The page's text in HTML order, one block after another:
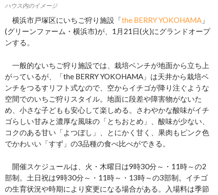
ハウス内のイメージ
横浜市戸塚区にいちご狩り施設「the BERRY YOKOHAMA 」
(グリーンファーム・横浜市)が、1月21日(火)にグランドオープ
ンする。
一般的ないちご狩り施設では、栽培ベンチが地面から立ち上
がっているが、「the BERRY YOKOHAMA」は天井から栽培ベ
ンチをつるすリフト式なので、空からイチゴが降り注ぐような
空間でのいちご狩りスタイル。地面に段差や障害物がないた
め、小さな子どもも安心して楽しめる。さわやかな酸味がイチ
ゴらしい甘みと濃厚な風味の「とちおとめ」、酸味が少ない、
コクのある甘い「よつぼし」、とにかく甘く、果肉もピンク色
でかわいい「すず」の3品種の食べ比べができる。
開催スケジュールは、火・木曜日は9時30分～・11時～の2
部制。土日祝は9時30分～・11時～・13時～の3部制。イチゴ
の生育状況や時期により変更になる場合がある。入場料は季節